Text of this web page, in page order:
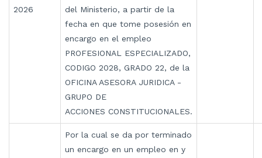
2026
del Ministerio, a partir de la
fecha en que tome posesión en
encargo en el empleo
PROFESIONAL ESPECIALIZADO,
CODIGO 2028, GRADO 22, de la
OFICINA ASESORA JURIDICA -
GRUPO DE
ACCIONES CONSTITUCIONALES.
Por la cual se da por terminado
un encargo en un empleo en y